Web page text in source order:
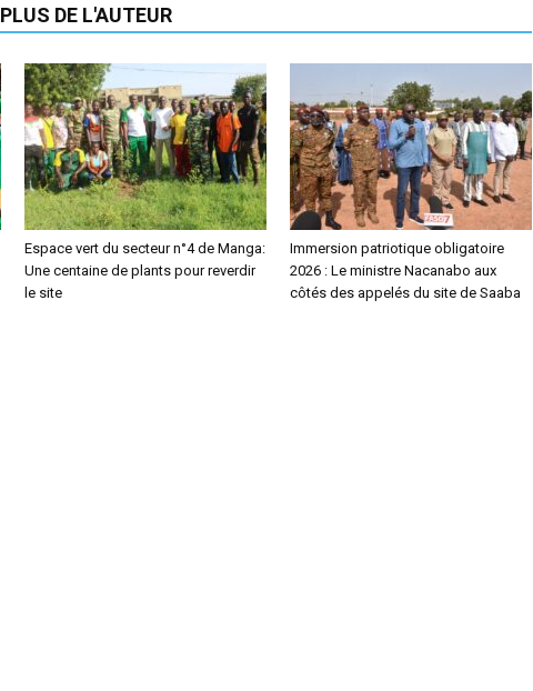
PLUS DE L'AUTEUR
Espace vert du secteur n°4 de Manga:
Une centaine de plants pour reverdir
le site
Immersion patriotique obligatoire
2026 : Le ministre Nacanabo aux
côtés des appelés du site de Saaba